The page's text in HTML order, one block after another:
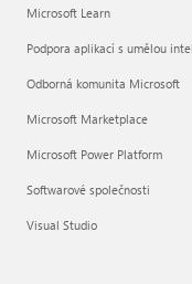
Microsoft Learn
Podpora aplikací s umělou
Odborná komunita Microsoft
Microsoft Marketplace
Microsoft Power Platform
Softwarové společnosti
Visual Studio